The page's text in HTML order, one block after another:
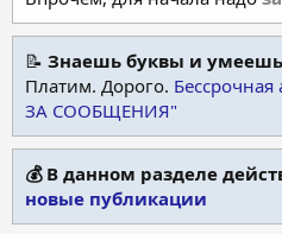
📝 Знаешь буквы и
Платим. Дорого.
ЗА СООБЩЕНИЯ"
💰 В данном разделе
новые публикации